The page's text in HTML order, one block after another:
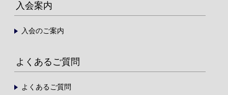
入会案内
入会のご案内
よくあるご質問
よくあるご質問